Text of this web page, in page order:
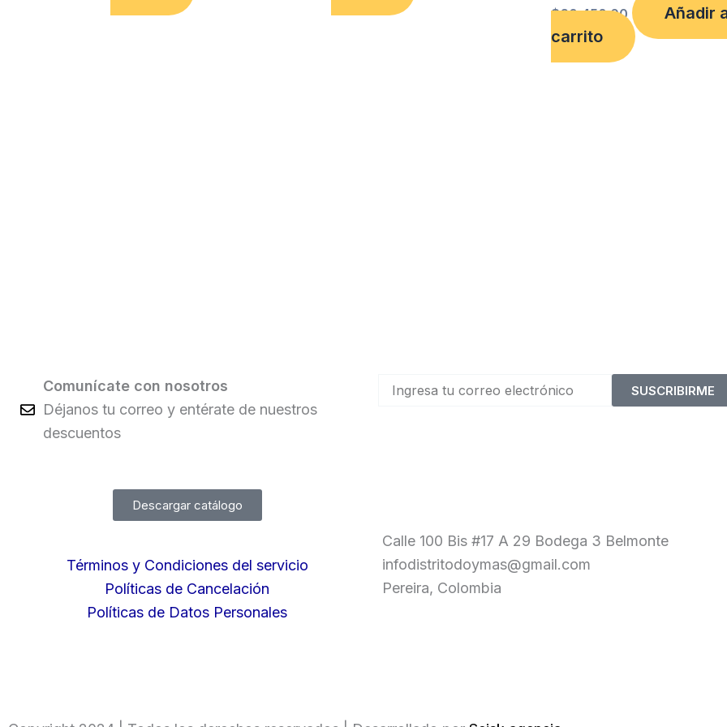
$60,450.00
Añadir
carrito
Comunícate con nosotros
Déjanos tu correo y entérate de nuestros
descuentos
SUSCRIBIRME
Descargar catálogo
Términos y Condiciones del servicio
Políticas de Cancelación
Políticas de Datos Personales
Calle 100 Bis #17 A 29 Bodega 3 Belmonte
infodistritodoymas@gmail.com
Pereira, Colombia